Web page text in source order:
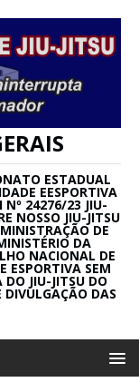
ESTADUAL
EESPORTIVA
Nº 24276/23 JIU-
NOSSO JIU-JITSU
DE
DA
NACIONAL DE
ESPORTIVA SEM
DO JIU-JITSU DO
DIVULGAÇÃO DAS